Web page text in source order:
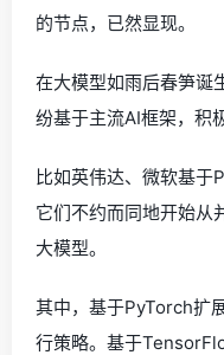
的节点，已然显现。
在大模型如雨后春笋诞
纷基于主流AI框架，积
比如英伟达、微软基于
它们不约而同地开始从
大模型。
其中，基于PyTorch扩
行策略。基于